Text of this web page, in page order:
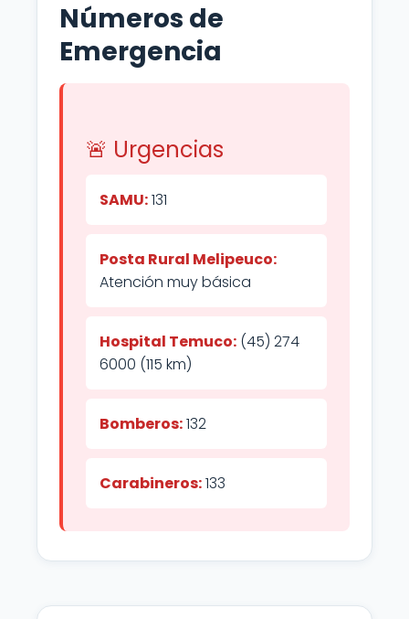
Números de
Emergencia
🚨 Urgencias
SAMU:131
Posta Rural Melipeuco:
Atención muy básica
Hospital Temuco: (45) 274
6000 (115 km)
Bomberos:132
Carabineros:133